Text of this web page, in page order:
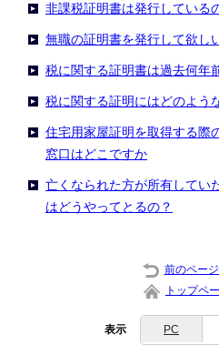
非課税証明書は発行している
無職の証明書を発行して欲し
税に関する証明書は過去何年
税に関する証明にはどのよう
住宅用家屋証明を取得する際
窓口はどこですか
亡くなられた方が所有してい
はどうやってとるの？
前のペー
トップペ
表示 PC